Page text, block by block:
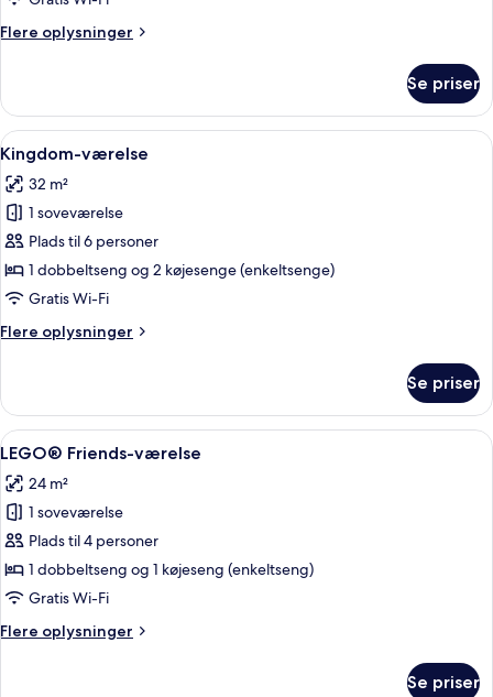
Flere oplysninger
Flere
værelse
Se priser
Indlæs
alle
billeder
af
Kingdom-
værelse
Et soveværelse med et stort vindue,
4
Kingdom-værelse
32 m²
1 soveværelse
Plads til 6 personer
1 dobbeltseng og 2 køjesenge (enkeltsenge)
Gratis Wi-Fi
Flere oplysninger
Flere
værelse
Se priser
Indlæs
alle
billeder
af
LEGO®
Friends-
værelse
Et børneværelse med en træskab,
3
LEGO® Friends-værelse
24 m²
1 soveværelse
Plads til 4 personer
1 dobbeltseng og 1 køjeseng (enkeltseng)
Gratis Wi-Fi
Flere oplysninger
Flere
Se priser